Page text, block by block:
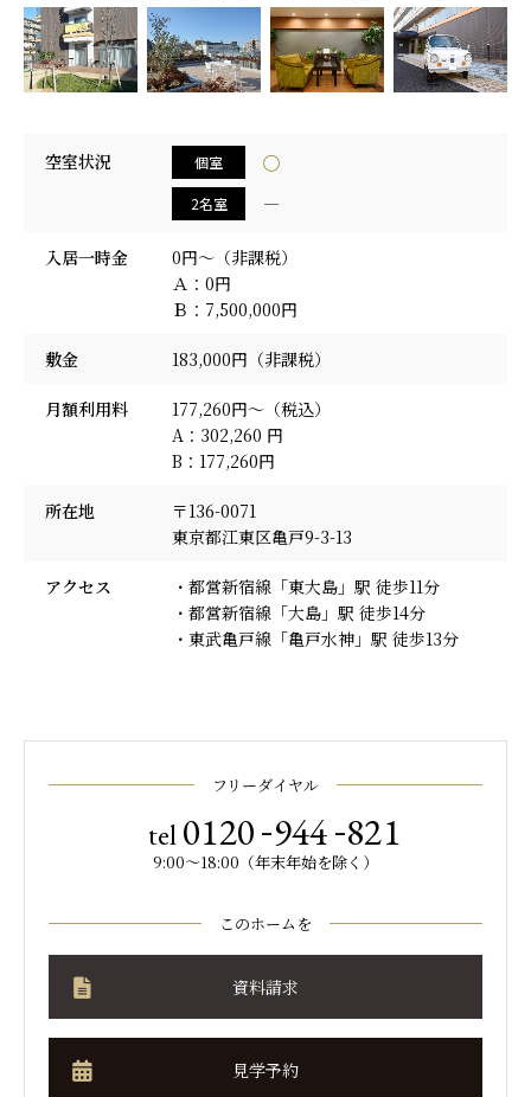
空室状況 個室 ◯
2名室 ―
入居一時金
0円～（非課税）
Ａ：0円
Ｂ：7,500,000円
敷金 183,000円（非課税）
月額利用料
177,260円〜（税込）
A：302,260 円
B：177,260円
所在地
〒136-0071
東京都江東区亀戸9-3-13
アクセス
・都営新宿線「東大島」駅 徒歩11分
・都営新宿線「大島」駅 徒歩14分
・東武亀戸線「亀戸水神」駅 徒歩13分
フリーダイヤル
tel0120-944-821
9:00～18:00（年末年始を除く）
このホームを
資料請求
見学予約